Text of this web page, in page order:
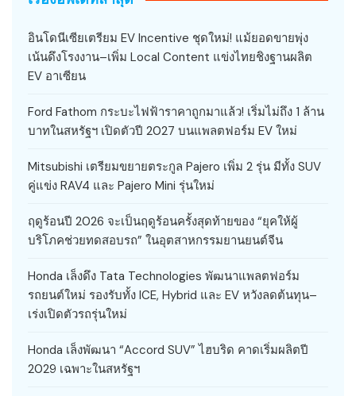
อินโดนีเซียเตรียม EV Incentive ชุดใหม่! แม้ยอดขายพุ่ง
เน้นดึงโรงงาน–เพิ่ม Local Content แข่งไทยชิงฐานผลิต
EV อาเซียน
Ford Fathom กระบะไฟฟ้าราคาถูกมาแล้ว! เริ่มไม่ถึง 1 ล้าน
บาทในสหรัฐฯ เปิดตัวปี 2027 บนแพลตฟอร์ม EV ใหม่
Mitsubishi เตรียมขยายตระกูล Pajero เพิ่ม 2 รุ่น มีทั้ง SUV
คู่แข่ง RAV4 และ Pajero Mini รุ่นใหม่
ฤดูร้อนปี 2026 จะเป็นฤดูร้อนครั้งสุดท้ายของ “ยุคให้ผู้
บริโภคช่วยทดสอบรถ” ในอุตสาหกรรมยานยนต์จีน
Honda เล็งดึง Tata Technologies พัฒนาแพลตฟอร์ม
รถยนต์ใหม่ รองรับทั้ง ICE, Hybrid และ EV หวังลดต้นทุน–
เร่งเปิดตัวรถรุ่นใหม่
Honda เล็งพัฒนา “Accord SUV” ไฮบริด คาดเริ่มผลิตปี
2029 เฉพาะในสหรัฐฯ